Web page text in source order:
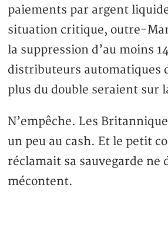
paiements par argent
situation critique, outre-
la suppression d’au moins
distributeurs automatiques
plus du double seraient sur
N’empêche. Les
un peu au cash. Et le petit
réclamait sa sauvegarde ne
mécontent.